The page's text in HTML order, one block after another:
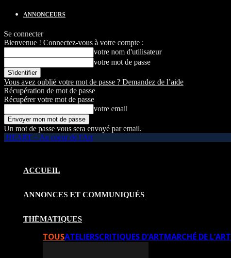
ANNONCEURS
Se connecter
Bienvenue ! Connectez-vous à votre compte :
votre nom d'utilisateur
votre mot de passe
Vous avez oublié votre mot de passe ? Demandez de l’aide
Récupération de mot de passe
Récupérer votre mot de passe
votre email
Un mot de passe vous sera envoyé par email.
HEART – Au coeur de l'Art
ACCUEIL
ANNONCES ET COMMUNIQUÉS
THÉMATIQUES
TOUSATELIERSCRITIQUES D’ARTMARCHÉ DE L’ART